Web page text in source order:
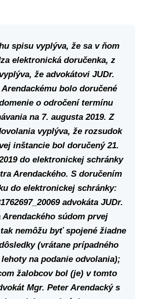
spisu vyplýva, že sa v ňom
elektronická doručenka, z
že advokátovi JUDr.
bolo doručené
o odročení termínu
na 7. augusta 2019. Z
vyplýva, že rozsudok
inštancie bol doručený 21.
do elektronickej schránky
Arendackého. S doručením
do elektronickej schránky:
advokáta JUDr.
Arendackého súdom prvej
nemôžu byť spojené žiadne
(vrátane prípadného
na podanie odvolania);
žalobcov bol (je) v tomto
Mgr. Peter Arendacký s